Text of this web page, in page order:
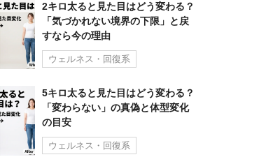
2キロ太ると見た目はどう変わる？
「気づかれない境界の下限」と戻
すなら今の理由
ウェルネス・回復系
5キロ太ると見た目はどう変わる？
「変わらない」の真偽と体型変化
の目安
ウェルネス・回復系